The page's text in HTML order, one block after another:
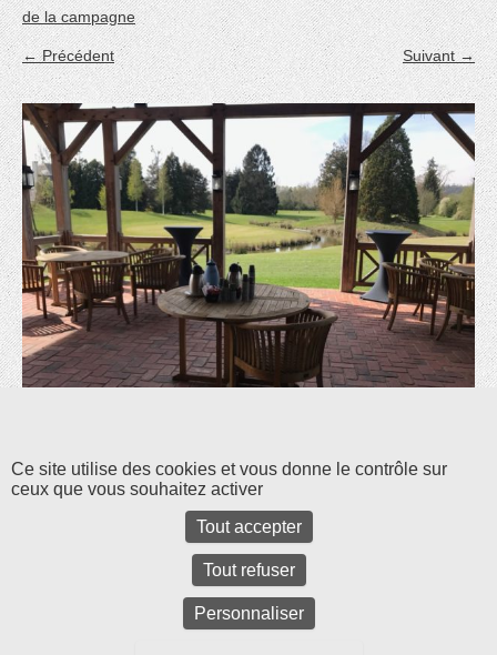
de la campagne
← Précédent Suivant →
Ce site utilise des cookies et vous donne le contrôle sur
ceux que vous souhaitez activer
Tout accepter
Tout refuser
Personnaliser